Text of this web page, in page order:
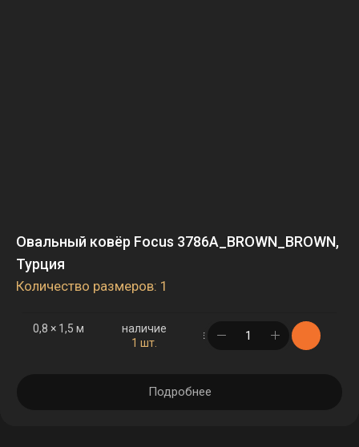
Овальный ковёр Focus 3786A_BROWN_BROWN,
Турция
Количество размеров: 1
0,8 × 1,5 м
наличие
1 шт.
в корзине
Подробнее